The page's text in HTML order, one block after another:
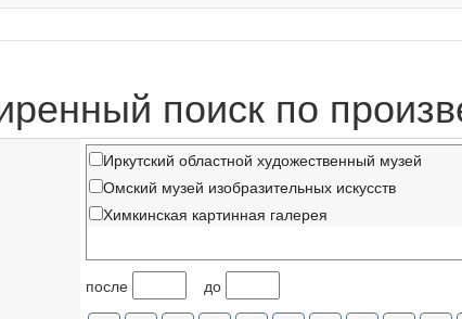
поиск по
Иркутский областной художественный музей
Омский музей изобразительных искусств
Химкинская картинная галерея
после до